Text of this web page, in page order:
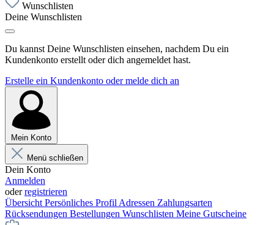
Wunschlisten
Deine Wunschlisten
Du kannst Deine Wunschlisten einsehen, nachdem Du ein
Kundenkonto erstellt oder dich angemeldet hast.
Erstelle ein Kundenkonto oder melde dich an
Mein Konto
Menü schließen
Dein Konto
Anmelden
oderregistrieren
Übersicht Persönliches Profil Adressen Zahlungsarten
Rücksendungen Bestellungen Wunschlisten Meine Gutscheine